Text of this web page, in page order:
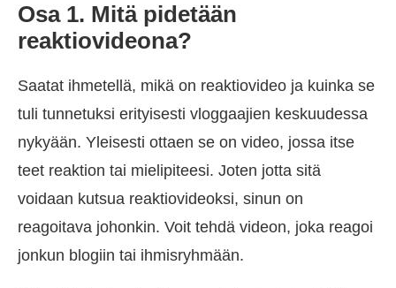
Osa 1. Mitä pidetään
reaktiovideona?
Saatat ihmetellä, mikä on reaktiovideo ja kuinka se
tuli tunnetuksi erityisesti vloggaajien keskuudessa
nykyään. Yleisesti ottaen se on video, jossa itse
teet reaktion tai mielipiteesi. Joten jotta sitä
voidaan kutsua reaktiovideoksi, sinun on
reagoitava johonkin. Voit tehdä videon, joka reagoi
jonkun blogiin tai ihmisryhmään.